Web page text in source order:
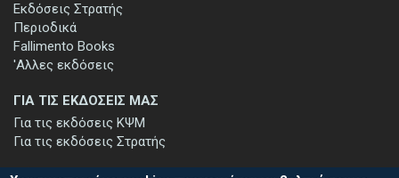
Εκδόσεις Στρατής
Περιοδικά
Fallimento Books
'Αλλες εκδόσεις
ΓΙΑ ΤΙΣ ΕΚΔΟΣΕΙΣ ΜΑΣ
Για τις εκδόσεις ΚΨΜ
Για τις εκδόσεις Στρατής